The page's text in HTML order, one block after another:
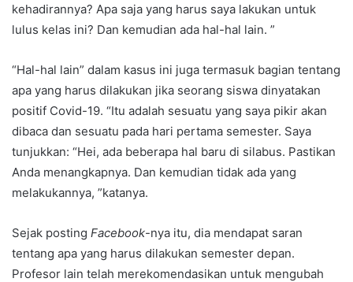
kehadirannya? Apa saja yang harus saya lakukan untuk
lulus kelas ini? Dan kemudian ada hal-hal lain. ”
“Hal-hal lain” dalam kasus ini juga termasuk bagian tentang
apa yang harus dilakukan jika seorang siswa dinyatakan
positif Covid-19. “Itu adalah sesuatu yang saya pikir akan
dibaca dan sesuatu pada hari pertama semester. Saya
tunjukkan: “Hei, ada beberapa hal baru di silabus. Pastikan
Anda menangkapnya. Dan kemudian tidak ada yang
melakukannya, ”katanya.
Sejak posting Facebook-nya itu, dia mendapat saran
tentang apa yang harus dilakukan semester depan.
Profesor lain telah merekomendasikan untuk mengubah